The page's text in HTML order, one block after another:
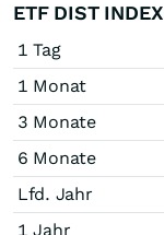
ETF DIST INDEX
1 Tag
1 Monat
3 Monate
6 Monate
Lfd. Jahr
1 Jahr